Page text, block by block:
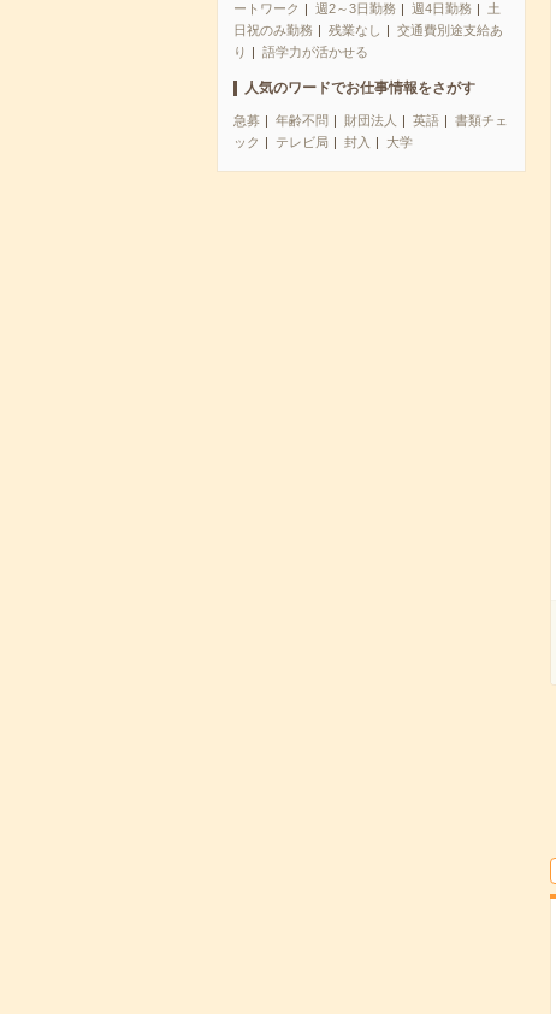
ートワーク
週2～3日勤務 週4日勤務
土
日祝のみ勤務
残業なし
交通費別途支給あ
り
語学力が活かせる
人気のワードでお仕事情報をさがす
急募 年齢不問 財団法人 英語
書類チェ
ック
テレビ局 封入 大学